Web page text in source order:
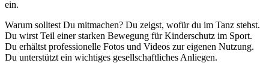
ein.
Warum solltest Du mitmachen? Du zeigst, wofür du im Tanz stehst.
Du wirst Teil einer starken Bewegung für Kinderschutz im Sport.
Du erhältst professionelle Fotos und Videos zur eigenen Nutzung.
Du unterstützt ein wichtiges gesellschaftliches Anliegen.